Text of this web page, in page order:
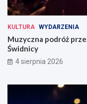
KULTURA WYDARZENIA
Muzyczna podróż
Świdnicy
4 sierpnia 2026